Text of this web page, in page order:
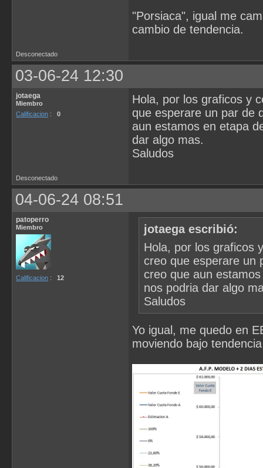
"Porsiaca", igual me
cambio de tendencia.
Desconectado
03-06-24 12:30
jotaega
Miembro
Calificacion : 0
Hola, por los graficos y
que esperare un par de
aun estamos en etapa
dar algo mas.
Saludos
Desconectado
04-06-24 08:51
patoperro
Miembro
Calificacion : 12
jotaega escribió:
Hola, por los graficos
creo que esperare un
creo que aun
nos podria dar algo
Saludos
Yo igual, me quedo en
moviendo bajo